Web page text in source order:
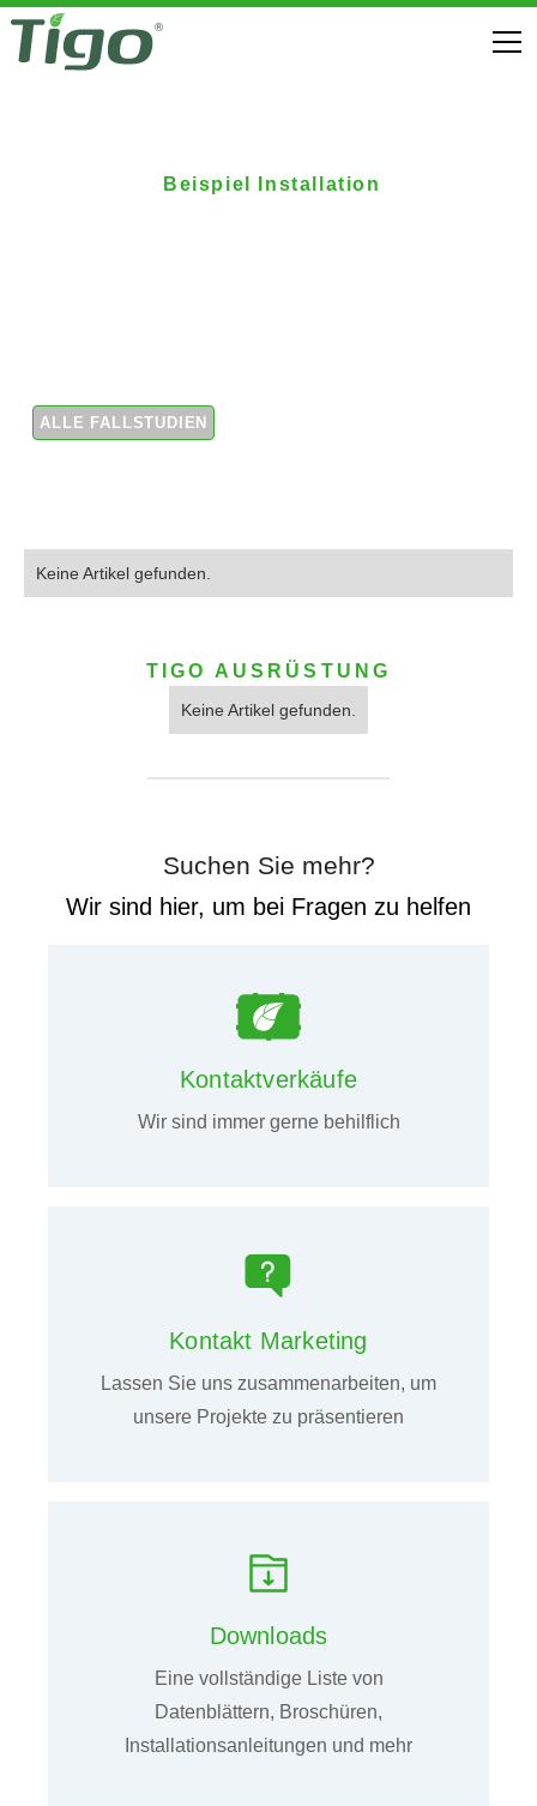
Beispiel Installation
ALLE FALLSTUDIEN
Keine Artikel gefunden.
TIGO AUSRÜSTUNG
Keine Artikel gefunden.
Suchen Sie mehr?
Wir sind hier, um bei Fragen zu helfen
Kontaktverkäufe
Wir sind immer gerne behilflich
Kontakt Marketing
Lassen Sie uns zusammenarbeiten, um
unsere Projekte zu präsentieren
Downloads
Eine vollständige Liste von
Datenblättern, Broschüren,
Installationsanleitungen und mehr